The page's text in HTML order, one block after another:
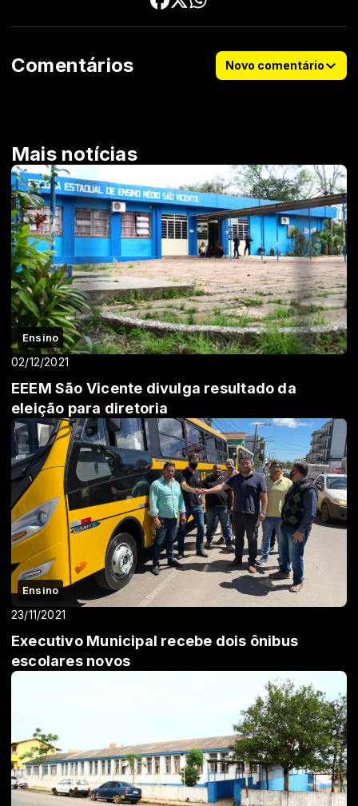
Comentários Novo comentário
Mais notícias
Ensino
02/12/2021
EEEM São Vicente divulga resultado da
eleição para diretoria
Ensino
23/11/2021
Executivo Municipal recebe dois ônibus
escolares novos